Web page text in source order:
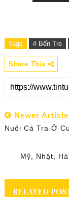
Tags # Bến Tre
Share This
Newer Article
Nuôi Cá Tra Ở
Mỹ, Nhật,
RELATED